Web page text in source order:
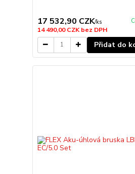
17 532,90 CZK/ks
14 490,00 CZKbez DPH
Přidat do